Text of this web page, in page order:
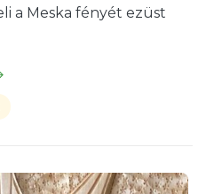
a Meska fényét ezüst